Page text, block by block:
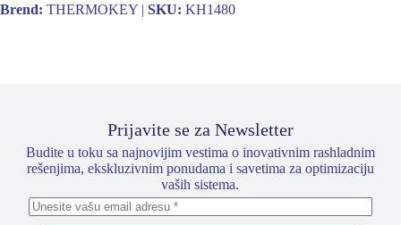
Brend: THERMOKEY | SKU: KH1480
Prijavite se za Newsletter
Budite u toku sa najnovijim vestima o inovativnim rashladnim
rešenjima, ekskluzivnim ponudama i savetima za optimizaciju
vaših sistema.